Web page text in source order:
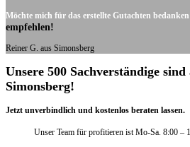
Möchte mich für das erstellte Gutachten bedanken
empfehlen!
Reiner G. aus Simonsberg
Unsere 500 Sachverständige
Simonsberg!
Jetzt unverbindlich und kostenlos beraten lassen.
Unser Team für profitieren ist Mo-Sa. 8:00 –